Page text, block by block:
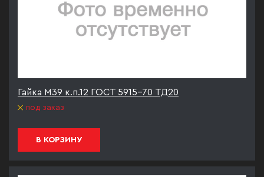
Гайка М39 к.п.12 ГОСТ 5915-70 ТД20
под заказ
В КОРЗИНУ